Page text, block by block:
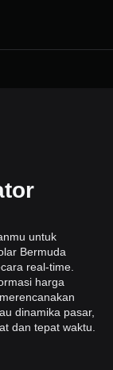
untuk
Bermuda
real-time.
harga
dinamika pasar,
dan tepat waktu.